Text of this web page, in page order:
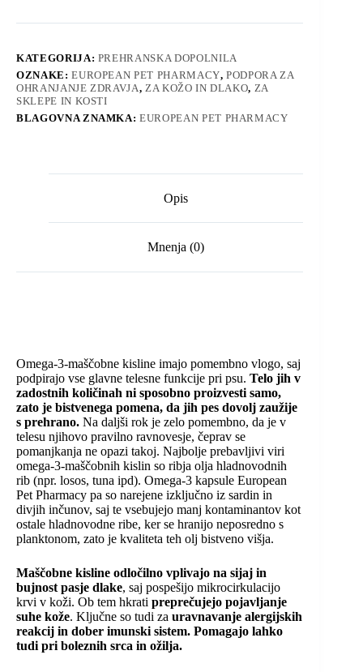
KATEGORIJA: PREHRANSKA DOPOLNILA
OZNAKE:EUROPEAN PET PHARMACY,PODPORA ZA
OHRANJANJE ZDRAVJA, ZA KOŽO IN DLAKO, ZA
SKLEPE IN KOSTI
BLAGOVNA ZNAMKA:EUROPEAN PET PHARMACY
Opis
Mnenja (0)
Omega-3-maščobne kisline imajo pomembno vlogo, saj
podpirajo vse glavne telesne funkcije pri psu. Telo jih v
zadostnih količinah ni sposobno proizvesti samo,
zato je bistvenega pomena, da jih pes dovolj zaužije
s prehrano. Na daljši rok je zelo pomembno, da je v
telesu njihovo pravilno ravnovesje, čeprav se
pomanjkanja ne opazi takoj. Najbolje prebavljivi viri
omega-3-maščobnih kislin so ribja olja hladnovodnih
rib (npr. losos, tuna ipd). Omega-3 kapsule European
Pet Pharmacy pa so narejene izključno iz sardin in
divjih inčunov, saj te vsebujejo manj kontaminantov kot
ostale hladnovodne ribe, ker se hranijo neposredno s
planktonom, zato je kvaliteta teh olj bistveno višja.
Maščobne kisline odločilno vplivajo na sijaj in
bujnost pasje dlake, saj pospešijo mikrocirkulacijo
krvi v koži. Ob tem hkrati preprečujejo pojavljanje
suhe kože. Ključne so tudi za uravnavanje alergijskih
reakcij in dober imunski sistem. Pomagajo lahko
tudi pri boleznih srca in ožilja.